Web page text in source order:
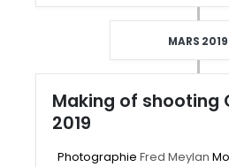
MARS 2019
Making of shooting
2019
PhotographieFred Meylan